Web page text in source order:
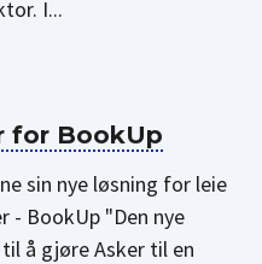
I...
for BookUp
sin nye løsning for leie
- BookUp "Den nye
å gjøre Asker til en